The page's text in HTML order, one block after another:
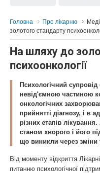
Головна Про лікарню
золотого стандарту
На шляху до
психоонкології
Психологічний супровід
невід'ємною частиною
онкологічних
прийнятті діагнозу, і в
різних етапів
станом хворого і його
що виникли через зміни
Від моменту відкриття
питанню психологічної